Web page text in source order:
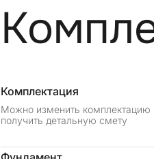
Комплектация
Можно изменить комплектацию
получить детальную смету